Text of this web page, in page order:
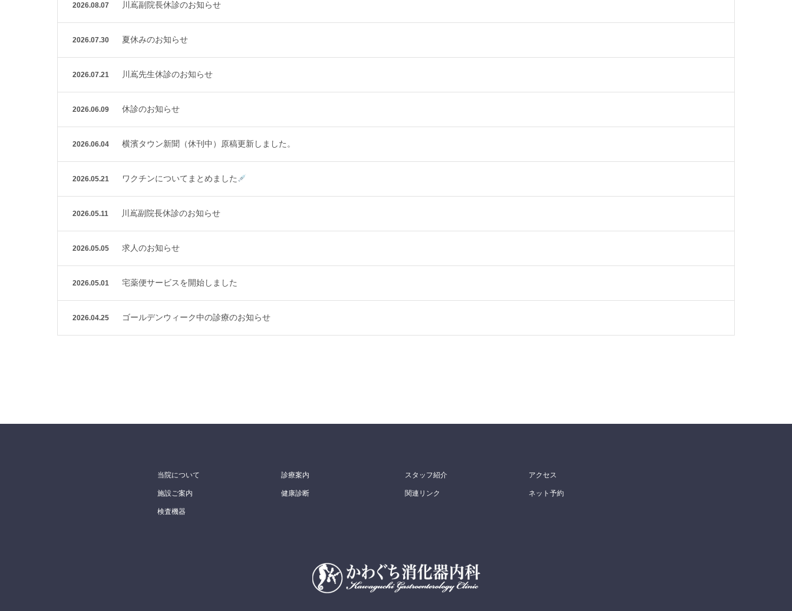
2026.08.07 川嶌副院長休診のお知らせ
2026.07.30 夏休みのお知らせ
2026.07.21 川嶌先生休診のお知らせ
2026.06.09 休診のお知らせ
2026.06.04 横濱タウン新聞（休刊中）原稿更新しました。
2026.05.21 ワクチンについてまとめました
2026.05.11 川嶌副院長休診のお知らせ
2026.05.05 求人のお知らせ
2026.05.01 宅薬便サービスを開始しました
2026.04.25 ゴールデンウィーク中の診療のお知らせ
当院について
施設ご案内
検査機器
診療案内
健康診断
スタッフ紹介
関連リンク
アクセス
ネット予約